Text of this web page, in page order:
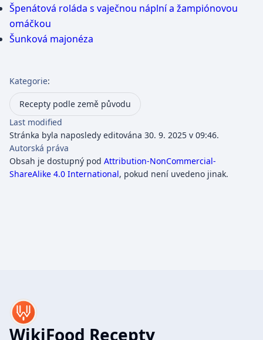
Špenátová roláda s vaječnou náplní a žampiónovou
omáčkou
Šunková majonéza
Kategorie:
Recepty podle země původu
Last modified
Stránka byla naposledy editována 30. 9. 2025 v 09:46.
Autorská práva
Obsah je dostupný pod Attribution-NonCommercial-
ShareAlike 4.0 International, pokud není uvedeno jinak.
WikiFood Recepty